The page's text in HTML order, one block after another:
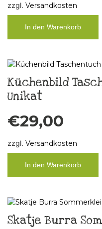
zzgl. Versandkosten
In den Warenkorb
Küchenbild
Unikat
€29,00
zzgl. Versandkosten
In den Warenkorb
Skatje Burra